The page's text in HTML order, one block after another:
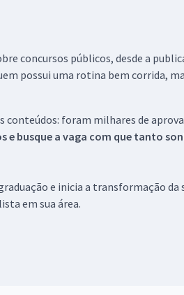
concursos públicos, desde a
possui uma rotina bem corrida,
conteúdos: foram milhares de
e busque a vaga com que tanto
e inicia a transformação
em sua área.